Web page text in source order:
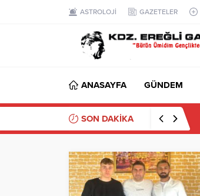
ASTROLOJİ GAZETELER
ANASAYFA GÜNDEM
SON DAKİKA